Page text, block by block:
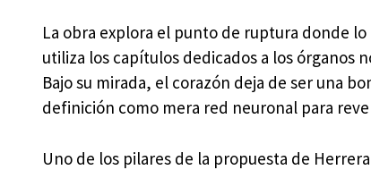
La obra explora el punto de ruptura donde
utiliza los capítulos dedicados a los órganos
Bajo su mirada, el corazón deja de ser una
definición como mera red neuronal para
Uno de los pilares de la propuesta de